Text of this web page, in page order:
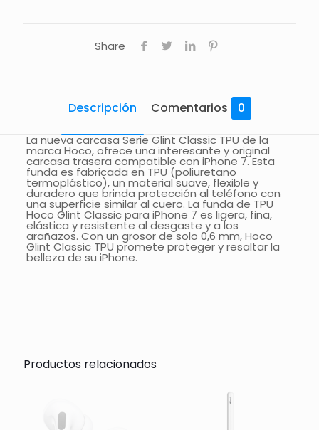
Share
Descripción Comentarios 0
La nueva carcasa Serie Glint Classic TPU de la
marca Hoco, ofrece una interesante y original
carcasa trasera compatible con iPhone 7. Esta
funda es fabricada en TPU (poliuretano
termoplástico), un material suave, flexible y
duradero que brinda protección al teléfono con
una superficie similar al cuero. La funda de TPU
Hoco Glint Classic para iPhone 7 es ligera, fina,
elástica y resistente al desgaste y a los
arañazos. Con un grosor de solo 0,6 mm, Hoco
Glint Classic TPU promete proteger y resaltar la
belleza de su iPhone.
Productos relacionados